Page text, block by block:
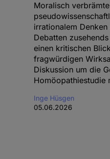
Moralisch
irrationalem
Debatten
einen kritischen
fragwürdigen
Diskussion um die
Homöopathiestudie
Inge Hüsgen
05.06.2026